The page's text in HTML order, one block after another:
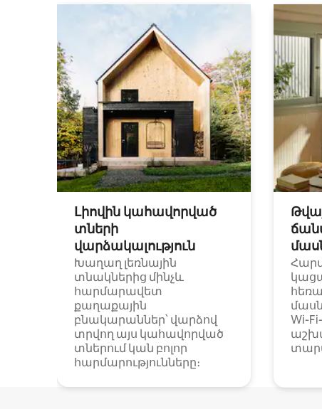
Լիովին կահավորված
տների
վարձակալություն
Խաղաղ լեռնային
տնակներից մինչև
հարմարավետ
քաղաքային
բնակարաններ՝ վարձով
տրվող այս կահավորված
տներում կան բոլոր
հարմարությունները։
Wi-